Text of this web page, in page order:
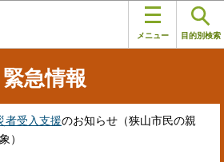
メニュー 目的別検索
緊急情報
者受入支援のお知らせ（狭山市民の親
）